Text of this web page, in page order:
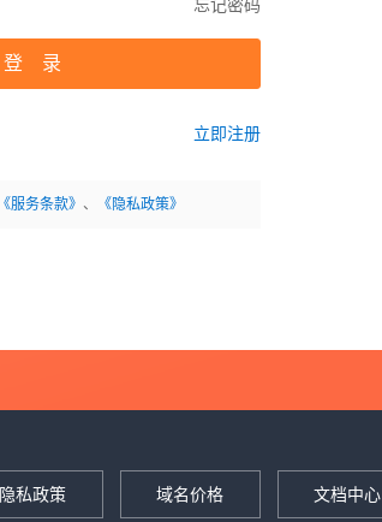
忘记密码
立即注册
《服务条款》 、 《隐私政策》
隐私政策 域名价格 文档中心